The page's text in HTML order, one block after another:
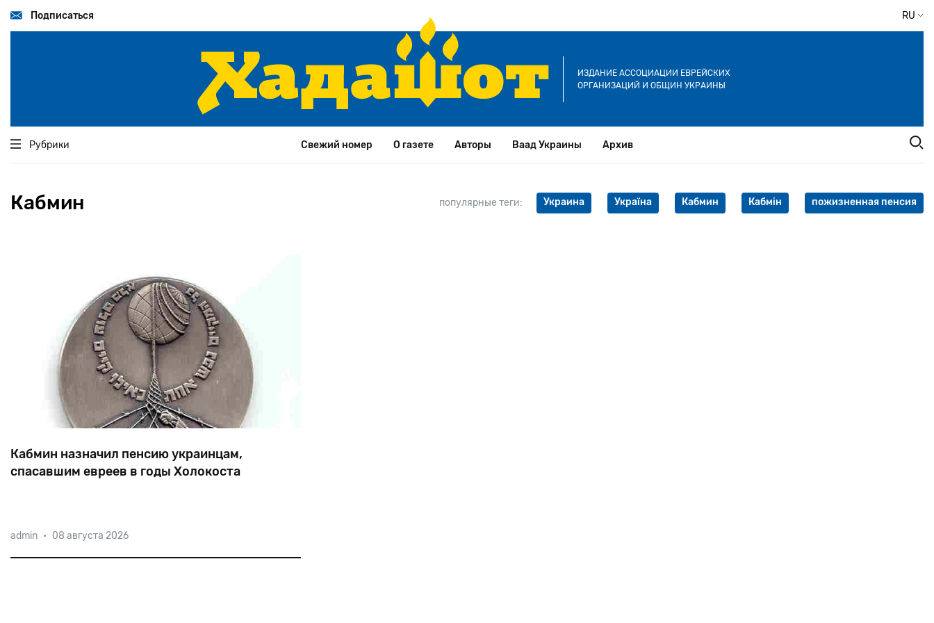
основномуПодписаться RU
ИЗДАНИЕ АССОЦИАЦИИ ЕВРЕЙСКИХ
ОРГАНИЗАЦИЙ И ОБЩИН УКРАИНЫ
Рубрики Свежий номер О газете Авторы Ваад Украины Архив
Кабмин популярные теги: Украина Україна Кабмин Кабмін пожизненная пенсия
Кабмин назначил пенсию украинцам,
спасавшим евреев в годы Холокоста
пожизненные государственные стипендии в
размере трех прожиточных минимумов для лиц,
admin • 08 августа 2026